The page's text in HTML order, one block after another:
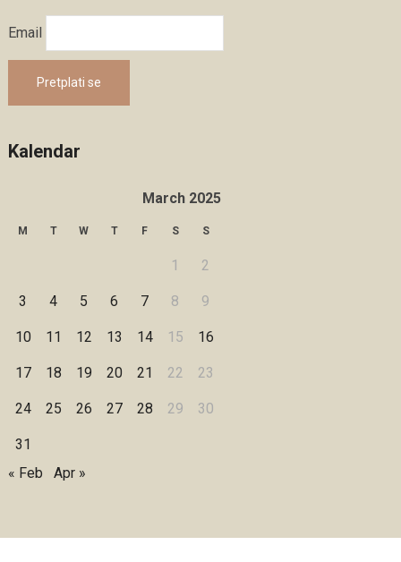
Email
Pretplati se
Kalendar
March 2025
M T W T F S S
1 2
3 4 5 6 7 8 9
10 11 12 13 14 15 16
17 18 19 20 21 22 23
24 25 26 27 28 29 30
31
« Feb
Apr »